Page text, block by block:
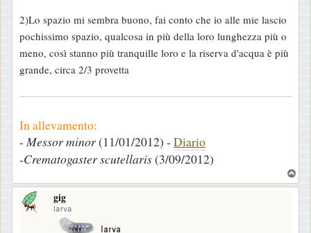
g
i
o
2)Lo spazio mi sembra buono, fai conto che io alle mie lascio
pochissimo spazio, qualcosa in più della loro lunghezza più o
meno, così stanno più tranquille loro e la riserva d'acqua è più
grande, circa 2/3 provetta
In allevamento:
- Messor minor(11/01/2012) - Diario
-Crematogaster scutellaris(3/09/2012)
o
gig
larva